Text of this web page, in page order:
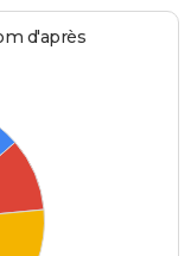
d'après